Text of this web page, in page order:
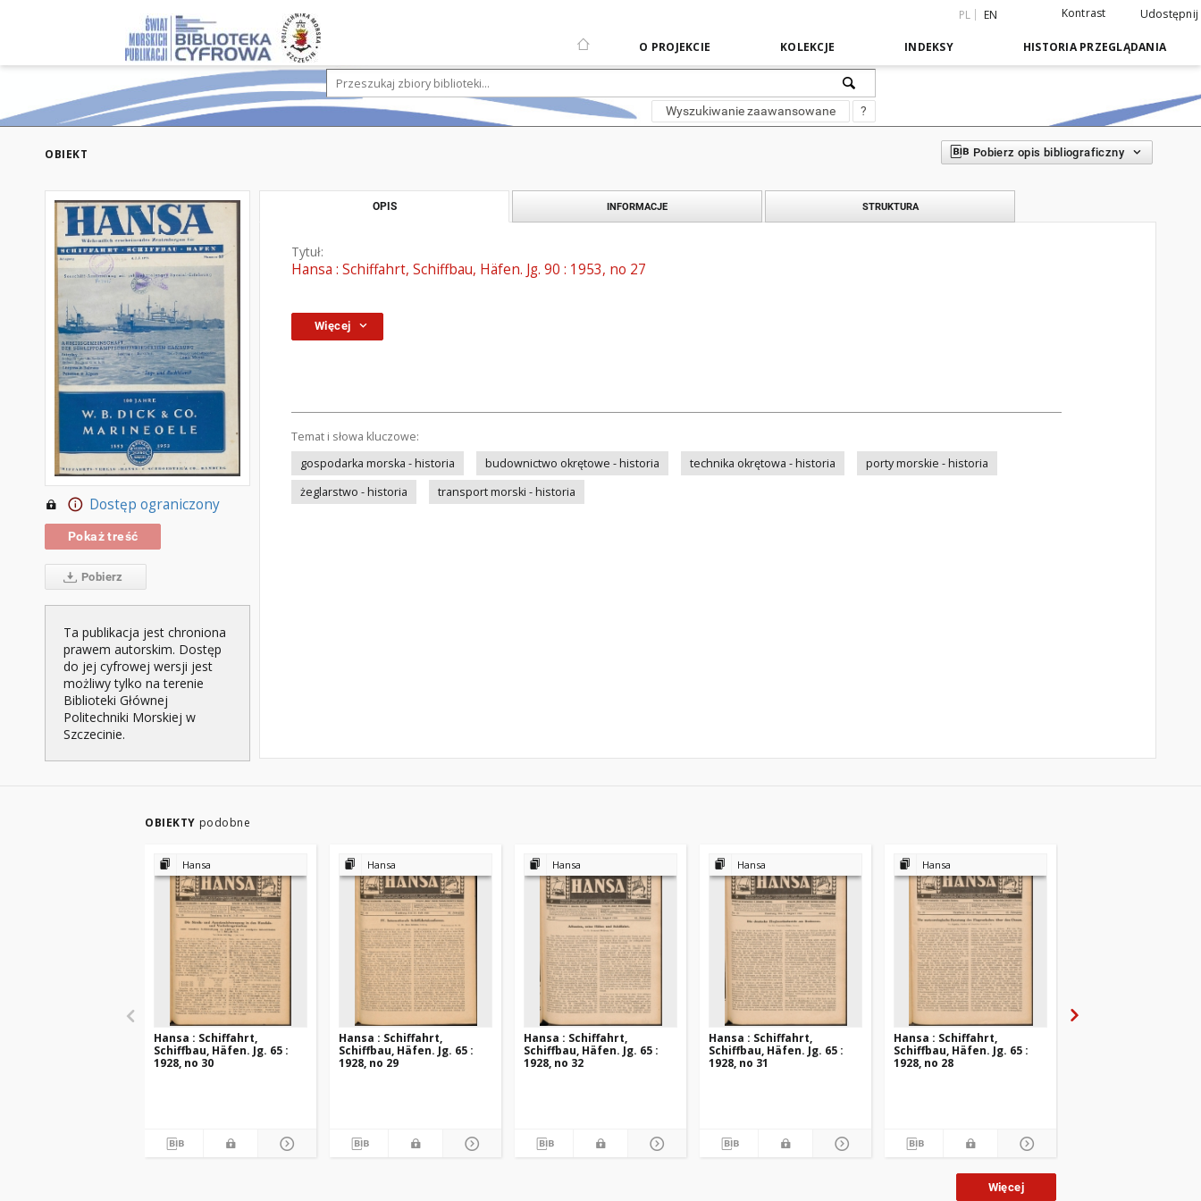
PL EN Kontrast Udostępnij
O PROJEKCIE KOLEKCJE INDEKSY HISTORIA PRZEGLĄDANIA
Wyszukiwanie zaawansowane ?
OBIEKT Pobierz opis bibliograficzny
Dostęp ograniczony
Pokaż treść
Pobierz
Ta publikacja jest chroniona
prawem autorskim. Dostęp
do jej cyfrowej wersji jest
możliwy tylko na terenie
Biblioteki Głównej
Politechniki Morskiej w
Szczecinie.
OPIS INFORMACJE STRUKTURA
Tytuł:
Hansa : Schiffahrt, Schiffbau, Häfen. Jg. 90 : 1953, no 27
Więcej
Temat i słowa kluczowe:
gospodarka morska - historia
budownictwo okrętowe - historia technika okrętowa - historia
porty morskie - historia
żeglarstwo - historia
transport morski - historia
OBIEKTY podobne
Hansa
Hansa : Schiffahrt,
Schiffbau, Häfen. Jg. 65 :
1928, no 30
Hansa
Hansa : Schiffahrt,
Schiffbau, Häfen. Jg. 65 :
1928, no 29
Hansa
Hansa : Schiffahrt,
Schiffbau, Häfen. Jg. 65 :
1928, no 32
Hansa
Hansa : Schiffahrt,
Schiffbau, Häfen. Jg. 65 :
1928, no 31
Hansa
Hansa : Schiffahrt,
Schiffbau, Häfen. Jg. 65 :
1928, no 28
Więcej